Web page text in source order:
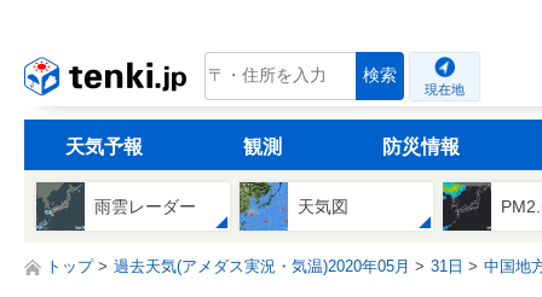
tenki.jp 検索
現在地
天気予報 観測 防災情報
雨雲レーダー 天気図
トップ 過去天気(アメダス実況・気温)2020年05月 31日 中国地